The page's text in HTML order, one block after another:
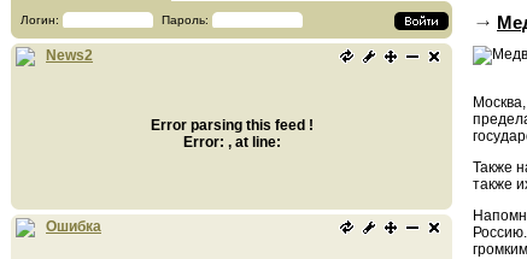
Логин: Пароль:
News2
Error parsing this feed !
Error: , at line:
Ошибка
Также
также